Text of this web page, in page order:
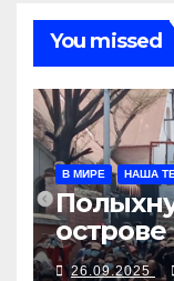
You missed
В МИРЕ НАША
острове
26.09.2025